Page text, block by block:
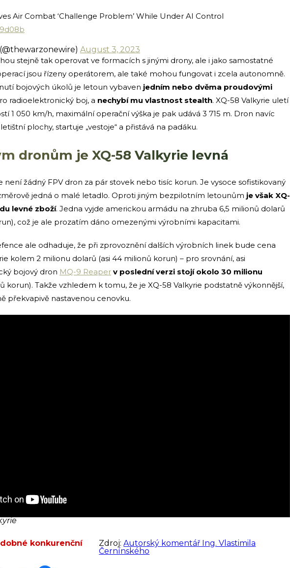
Air Combat ‘Challenge Problem’ While Under AI Control
August 3, 2023
stejně tak operovat ve formacích s jinými drony, ale i jako samostatné
jsou řízeny operátorem, ale také mohou fungovat i zcela autonomně.
bojových úkolů je letoun vybaven jedním nebo dvěma proudovými
radioelektronický boj, a nechybí mu vlastnost stealth. XQ-58 Valkyrie uletí
1 050 km/h, maximální operační výška je pak udává 3 715 m. Dron navíc
plochy, startuje „vestoje“ a přistává na padáku.
dronům je XQ-58 Valkyrie levná
není žádný FPV dron za pár stovek nebo tisíc korun. Je vysoce sofistikovaný
jedná o malé letadlo. Oproti jiným bezpilotním letounům je však XQ-
levné zboží. Jedna vyjde americkou armádu na zhruba 6,5 milionů dolarů
což je ale prozatím dáno omezenými výrobními kapacitami.
ale odhaduje, že při zprovoznění dalších výrobních linek bude cena
kolem 2 milionu dolarů (asi 44 milionů korun) – pro srovnání, asi
bojový dron MQ-9 Reaper v poslední verzi stojí okolo 30 milionu
korun). Takže vzhledem k tomu, že je XQ-58 Valkyrie podstatně výkonnější,
překvapivě nastavenou cenovku.
konkurenční
Zdroj:Autorský komentář Ing. Vlastimila
Černínského